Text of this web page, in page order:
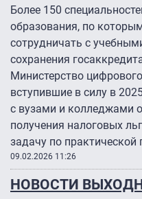
Более 150
образования, по
сотрудничать с
сохранения
Министерство
вступившие в силу в
с вузами и колледжами
получения налоговых
задачу по практической
09.02.2026 11:26
НОВОСТИ